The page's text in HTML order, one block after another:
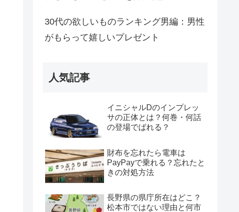
30代の欲しいものランキング男編：男性
がもらって嬉しいプレゼント
人気記事
イニシャルDのインプレッ
サの正体とは？何巻・何話
の登場でばれる？
財布を忘れたら電車は
PayPayで乗れる？忘れたと
きの対処方法
長野県の県庁所在はどこ？
松本市ではない理由と何市